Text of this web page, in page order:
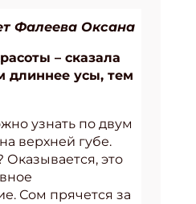
Фалеева Оксана
– сказала
длиннее усы, тем
узнать по двум
верхней губе.
это
Сом прячется за